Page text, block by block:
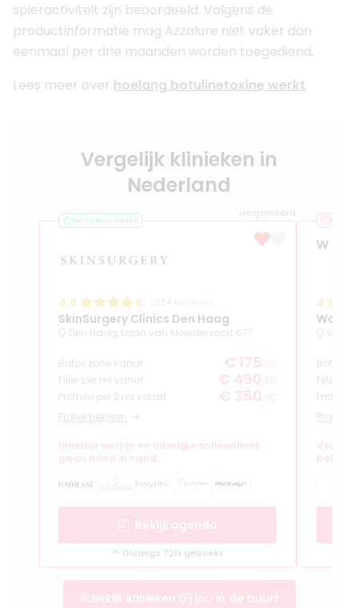
spieractiviteit zijn beoordeeld. Volgens de
productinformatie mag Azzalure niet vaker dan
eenmaal per drie maanden worden toegediend.
Lees meer over hoelang botulinetoxine werkt.
Vergelijk klinieken in
Nederland
Gesponsord
Best beoordeeld
4.8
SkinSurgery Clinics Den Haag
Den Haag, Laan van Meerdervoort 677
Botox zone vanaf € 175 ,00
Filler per ml vanaf
€ 450 ,00
Profhilo per 2 ml vanaf
€ 350 ,00
Profiel bekijken
Innerlijk welzijn en uiterlijke schoonheid
gaan hand in hand
Bekijk agenda
Onlangs 721x geboekt
4.9
Botox
Filler
Profhilo
Profiel
Bekijk klinieken bij jou in de buurt